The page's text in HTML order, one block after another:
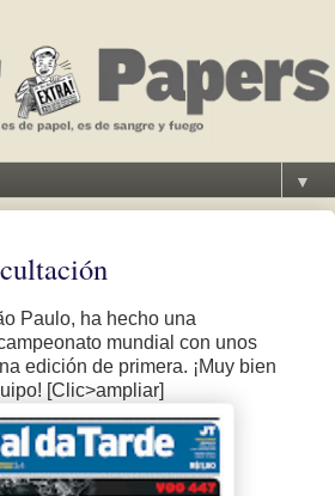
▼
Paulo, ha hecho una
mundial con unos
edición de primera. ¡Muy bien
[Clic>ampliar]